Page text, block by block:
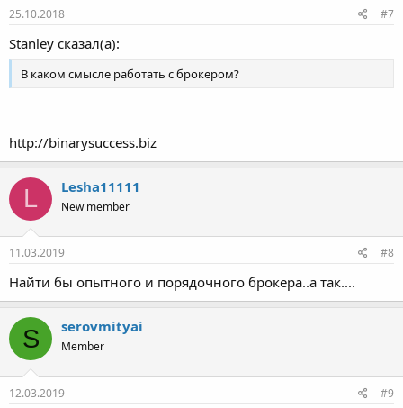
25.10.2018 #7
Stanley сказал(а):
В каком смысле работать с брокером?
http://binarysuccess.biz
L Lesha11111
New member
11.03.2019 #8
Найти бы опытного и порядочного брокера..а так....
S serovmityai
Member
12.03.2019 #9